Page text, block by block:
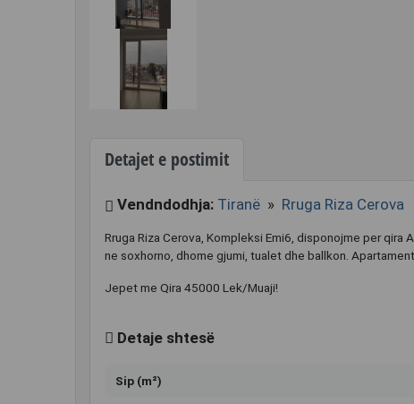
Detajet e postimit
Vendndodhja: Tiranë » Rruga Riza Cerova
Rruga Riza Cerova, Kompleksi Emi6, disponojme per
ne soxhorno, dhome gjumi, tualet dhe ballkon.
Jepet me Qira 45000 Lek/Muaji!
Detaje shtesë
Sip (m²)